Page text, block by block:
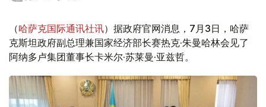
（哈萨克国际通讯社讯）据政府官网消息，7月3日，哈萨
克斯坦政府副总理兼国家经济部长赛热克·朱曼哈林会见了
阿纳多卢集团董事长卡米尔·苏莱曼·亚兹哲。